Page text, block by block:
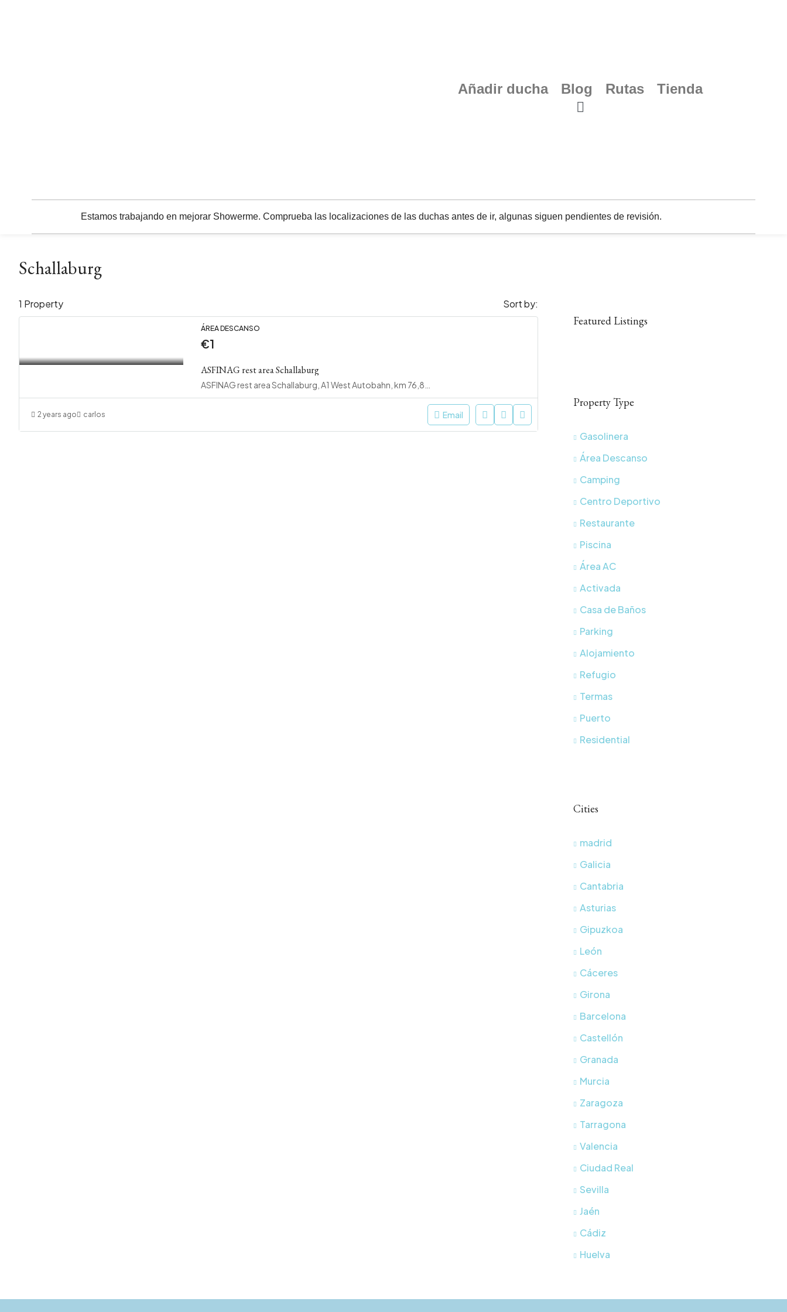
Añadir ducha Blog Rutas Tienda
Estamos trabajando en mejorar Showerme. Comprueba las localizaciones de las duchas antes de ir, algunas siguen pendientes de revisión.
Schallaburg
1 Property Sort by:
ÁREA DESCANSO
€1
ASFINAG rest area Schallaburg
2 years ago carlos Email
Featured Listings
Property Type
Gasolinera
Área Descanso
Camping
Centro Deportivo
Restaurante
Piscina
Área AC
Activada
Casa de Baños
Parking
Alojamiento
Refugio
Termas
Puerto
Residential
Cities
madrid
Galicia
Cantabria
Asturias
Gipuzkoa
León
Cáceres
Girona
Barcelona
Castellón
Granada
Murcia
Zaragoza
Tarragona
Valencia
Ciudad Real
Sevilla
Jaén
Cádiz
Huelva